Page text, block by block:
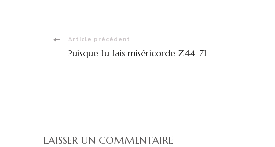
Navigation
Article précédent
Puisque tu fais miséricorde Z44-71
LAISSER UN COMMENTAIRE